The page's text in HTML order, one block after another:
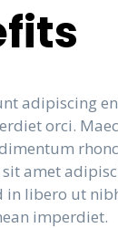
adipiscing
orci.
amet
in libero ut
imperdiet.